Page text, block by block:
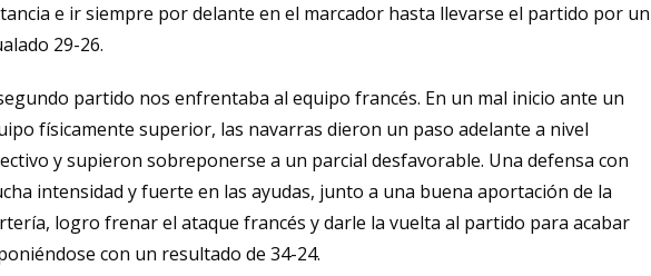
e ir siempre por delante en el marcador hasta llevarse el partido por un
29-26.
partido nos enfrentaba al equipo francés. En un mal inicio ante un
físicamente superior, las navarras dieron un paso adelante a nivel
y supieron sobreponerse a un parcial desfavorable. Una defensa con
intensidad y fuerte en las ayudas, junto a una buena aportación de la
logro frenar el ataque francés y darle la vuelta al partido para acabar
con un resultado de 34-24.